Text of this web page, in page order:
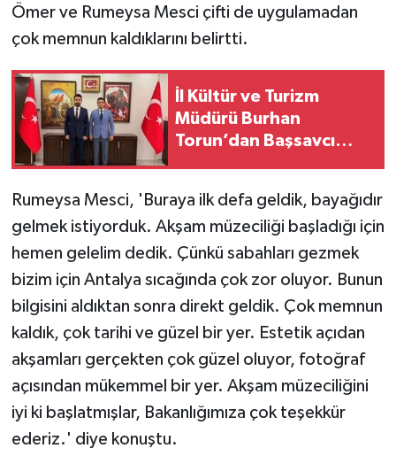
Ömer ve Rumeysa Mesci çifti de uygulamadan
çok memnun kaldıklarını belirtti.
İl Kültür ve Turizm
Müdürü Burhan
Torun’dan Başsavcı
Rumeysa Mesci, 'Buraya ilk defa geldik, bayağıdır
gelmek istiyorduk. Akşam müzeciliği başladığı için
hemen gelelim dedik. Çünkü sabahları gezmek
bizim için Antalya sıcağında çok zor oluyor. Bunun
bilgisini aldıktan sonra direkt geldik. Çok memnun
kaldık, çok tarihi ve güzel bir yer. Estetik açıdan
akşamları gerçekten çok güzel oluyor, fotoğraf
açısından mükemmel bir yer. Akşam müzeciliğini
iyi ki başlatmışlar, Bakanlığımıza çok teşekkür
ederiz.' diye konuştu.